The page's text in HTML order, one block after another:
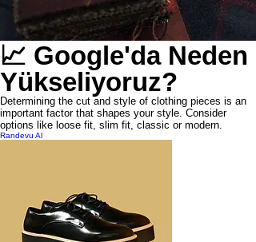
📈 Google'da Neden
Yükseliyoruz?
Determining the cut and style of clothing pieces is an
important factor that shapes your style. Consider
options like loose fit, slim fit, classic or modern.
Randevu Al